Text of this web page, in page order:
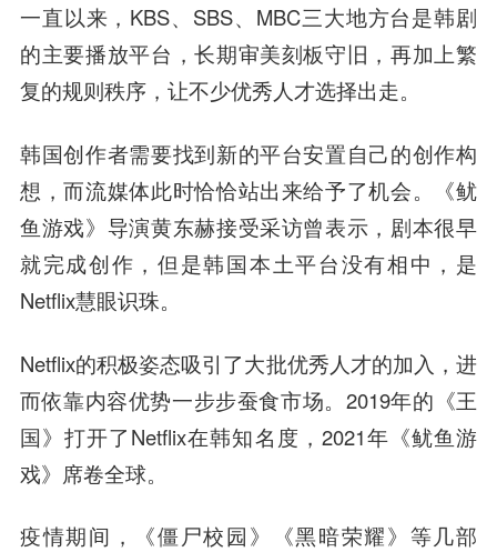
一直以来，KBS、SBS、MBC三大地方台是韩剧
的主要播放平台，长期审美刻板守旧，再加上繁
复的规则秩序，让不少优秀人才选择出走。
韩国创作者需要找到新的平台安置自己的创作构
想，而流媒体此时恰恰站出来给予了机会。《鱿
鱼游戏》导演黄东赫接受采访曾表示，剧本很早
就完成创作，但是韩国本土平台没有相中，是
Netflix慧眼识珠。
Netflix的积极姿态吸引了大批优秀人才的加入，进
而依靠内容优势一步步蚕食市场。2019年的《王
国》打开了Netflix在韩知名度，2021年《鱿鱼游
戏》席卷全球。
疫情期间，《僵尸校园》《黑暗荣耀》等几部